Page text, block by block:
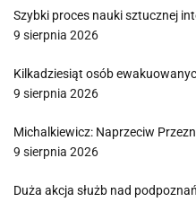
Szybki proces nauki sztucznej
9 sierpnia 2026
Kilkadziesiąt osób
9 sierpnia 2026
Michalkiewicz: Naprzeciw
9 sierpnia 2026
Duża akcja służb nad